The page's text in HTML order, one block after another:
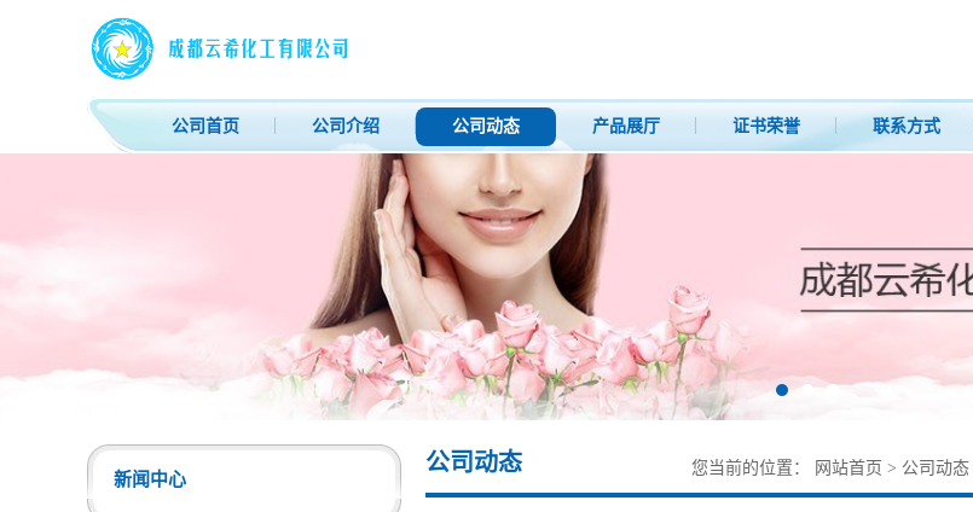
公司首页 公司介绍 公司动态 产品展厅 证书荣誉 联系方式
新闻中心
公司动态 您当前的位置： 网站首页 > 公司动态